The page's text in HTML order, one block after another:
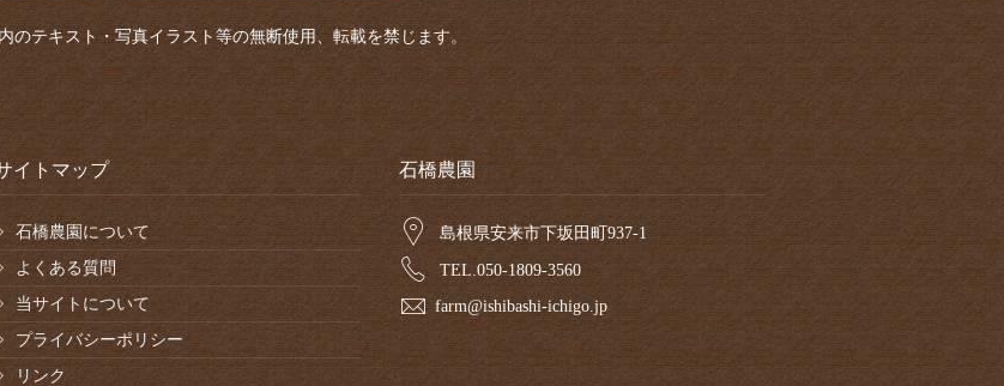
のテキスト・写真イラスト等の無断使用、転載を禁じます。
イトマップ
石橋農園について
よくある質問
当サイトについて
プライバシーポリシー
リンク
石橋農園
島根県安来市下坂田町937-1
TEL.050-1809-3560
farm@ishibashi-ichigo.jp